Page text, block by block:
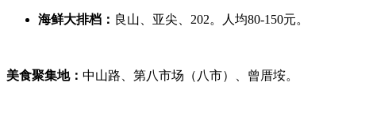
海鲜大排档： 良山、亚尖、202。人均80-150元。
美食聚集地： 中山路、第八市场（八市）、曾厝垵。